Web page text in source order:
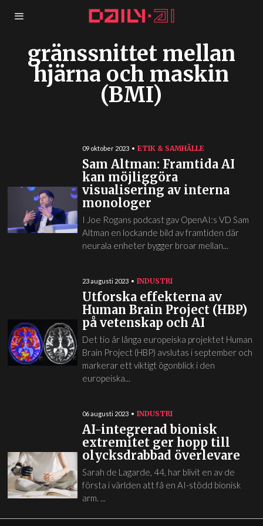
gränssnittet mellan
hjärna och maskin
(BMI)
09 oktober 2023 ETIK & SAMHÄLLE
Sam Altman: Framtida AI
kan möjliggöra
visualisering av interna
monologer
I Joe Rogans podcast gav OpenAI:s VD Sam
Altman en lockande bild av framtiden där
neurala enheter bygger broar mellan...
23 augusti 2023 INDUSTRI
Utforska effekterna av
Human Brain Project (HBP)
på vetenskap och AI
Det tio år långa europeiska projektet Human
Brain Project (HBP) avslutas i september och
markerar ett viktigt ögonblick i den
europeiska...
06 augusti 2023 INDUSTRI
AI-integrerad bionisk
extremitet ger hopp till
olycksdrabbad överlevare
Sarah de Lagarde, 44, har blivit en av de
första i världen att få en AI-stödd bionisk
arm. ...